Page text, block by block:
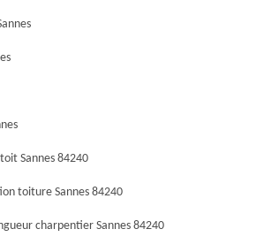
Sannes 84240
toiture Sannes 84240
charpentier Sannes 84240